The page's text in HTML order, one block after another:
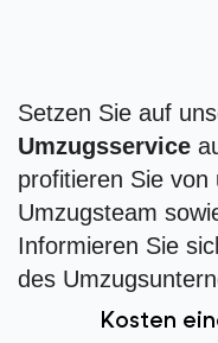
Setzen Sie auf
Umzugsservice
profitieren Sie
Umzugsteam
Informieren Sie
des
Kosten